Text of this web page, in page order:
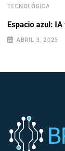
TECNOLÓGICA
Espacio azul:
ABRIL 3, 2025